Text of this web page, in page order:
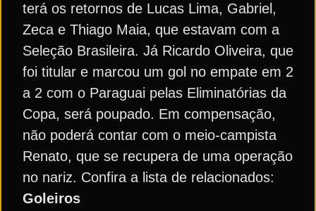
terá os retornos de Lucas Lima, Gabriel,
Zeca e Thiago Maia, que estavam com a
Seleção Brasileira. Já Ricardo Oliveira, que
foi titular e marcou um gol no empate em 2
a 2 com o Paraguai pelas Eliminatórias da
Copa, será poupado. Em compensação,
não poderá contar com o meio-campista
Renato, que se recupera de uma operação
no nariz. Confira a lista de relacionados:
Goleiros